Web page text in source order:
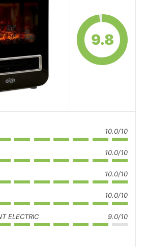
9.8
10.0/10
10.0/10
10.0/10
10.0/10
ELECTRIC 9.0/10